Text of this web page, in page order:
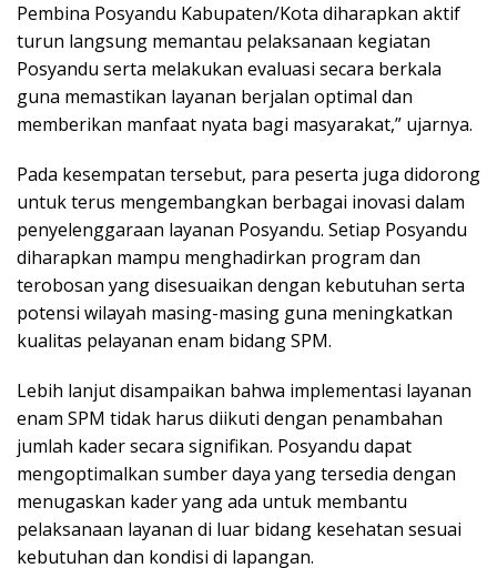
Pembina Posyandu Kabupaten/Kota diharapkan aktif
turun langsung memantau pelaksanaan kegiatan
Posyandu serta melakukan evaluasi secara berkala
guna memastikan layanan berjalan optimal dan
memberikan manfaat nyata bagi masyarakat,” ujarnya.
Pada kesempatan tersebut, para peserta juga didorong
untuk terus mengembangkan berbagai inovasi dalam
penyelenggaraan layanan Posyandu. Setiap Posyandu
diharapkan mampu menghadirkan program dan
terobosan yang disesuaikan dengan kebutuhan serta
potensi wilayah masing-masing guna meningkatkan
kualitas pelayanan enam bidang SPM.
Lebih lanjut disampaikan bahwa implementasi layanan
enam SPM tidak harus diikuti dengan penambahan
jumlah kader secara signifikan. Posyandu dapat
mengoptimalkan sumber daya yang tersedia dengan
menugaskan kader yang ada untuk membantu
pelaksanaan layanan di luar bidang kesehatan sesuai
kebutuhan dan kondisi di lapangan.